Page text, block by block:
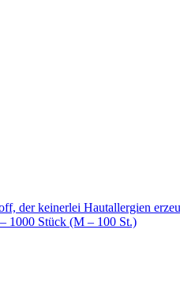
der keinerlei Hautallergien
1000 Stück (M – 100 St.)